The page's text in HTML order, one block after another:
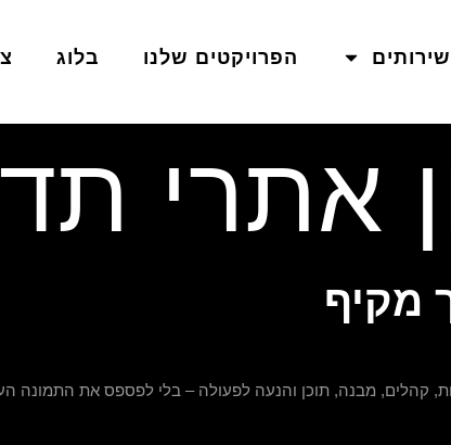
שירותים הפרויקטים שלנו בלוג
אתרי
מקיף
קהלים, מבנה, תוכן והנעה לפעולה – בלי לפספס את התמונה